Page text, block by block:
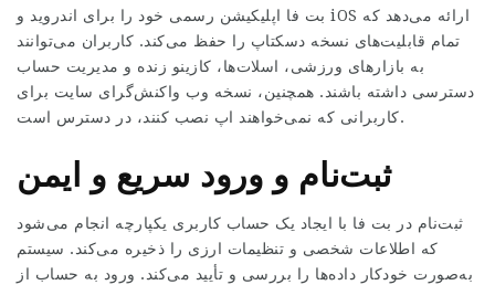
بت فا اپلیکیشن رسمی خود را برای اندروید و iOS ارائه می‌دهد که
تمام قابلیت‌های نسخه دسکتاپ را حفظ می‌کند. کاربران می‌توانند
به بازارهای ورزشی، اسلات‌ها، کازینو زنده و مدیریت حساب
دسترسی داشته باشند. همچنین، نسخه وب واکنش‌گرای سایت برای
کاربرانی که نمی‌خواهند اپ نصب کنند، در دسترس است.
ثبت‌نام و ورود سریع و ایمن
ثبت‌نام در بت فا با ایجاد یک حساب کاربری یکپارچه انجام می‌شود
که اطلاعات شخصی و تنظیمات ارزی را ذخیره می‌کند. سیستم
به‌صورت خودکار داده‌ها را بررسی و تأیید می‌کند. ورود به حساب از